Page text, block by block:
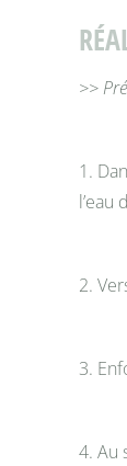
>>
1.
l’eau
2.
3.
4. Au